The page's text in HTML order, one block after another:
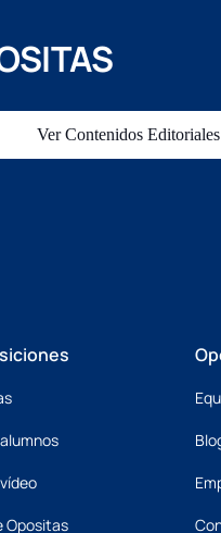
Ver Contenidos Editoriales
Opositas